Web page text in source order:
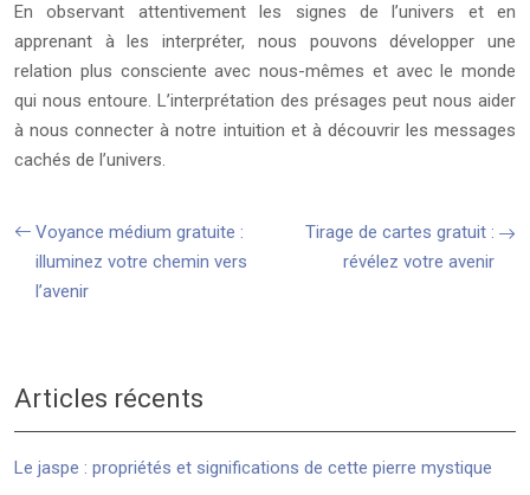
En observant attentivement les signes de l’univers et en
apprenant à les interpréter, nous pouvons développer une
relation plus consciente avec nous-mêmes et avec le monde
qui nous entoure. L’interprétation des présages peut nous aider
à nous connecter à notre intuition et à découvrir les messages
cachés de l’univers.
Voyance médium gratuite :
illuminez votre chemin vers
l’avenir
Tirage de cartes gratuit :
révélez votre avenir
Articles récents
Le jaspe : propriétés et significations de cette pierre mystique